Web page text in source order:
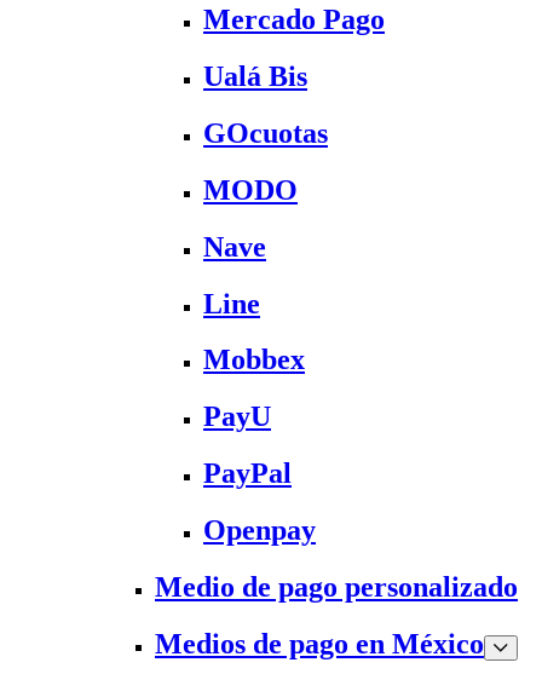
Mercado Pago
Ualá Bis
GOcuotas
MODO
Nave
Line
Mobbex
PayU
PayPal
Openpay
Medio de pago personalizado
Medios de pago en México